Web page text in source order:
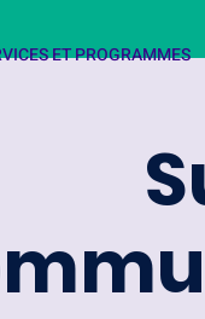
ET PROGRAMMES